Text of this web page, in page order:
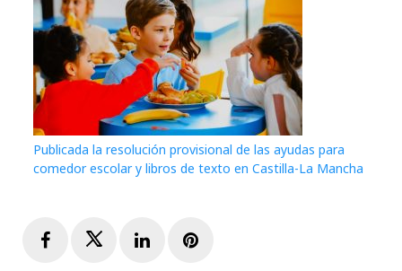
Publicada la resolución provisional de las ayudas para
comedor escolar y libros de texto en Castilla-La Mancha
FacebookTwitterLinkedInPinterest